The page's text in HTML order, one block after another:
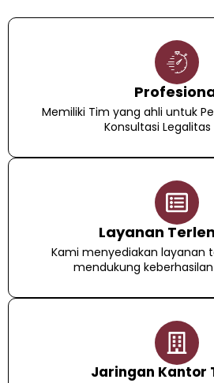
Memiliki Tim yang ahli untuk
Konsultasi Legalitas
Layanan
Kami menyediakan layanan
mendukung keberhasilan
Jaringan Kantor